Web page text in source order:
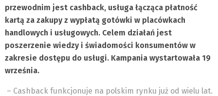
przewodnim jest cashback, usługa łącząca płatność
kartą za zakupy z wypłatą gotówki w placówkach
handlowych i usługowych. Celem działań jest
poszerzenie wiedzy i świadomości konsumentów w
zakresie dostępu do usługi. Kampania wystartowała 19
września.
– Cashback funkcjonuje na polskim rynku już od wielu lat.